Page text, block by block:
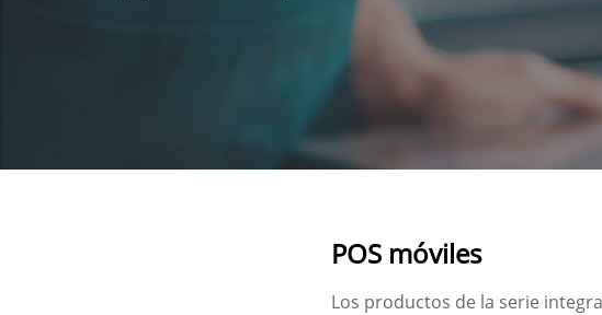
digital de las operaciones de las tiendas.
POS móviles
Los productos de la serie